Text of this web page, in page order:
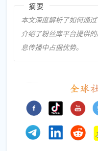
摘要
本文深度解析了如何通
介绍了粉丝库平台提供
息传播中占据优势。